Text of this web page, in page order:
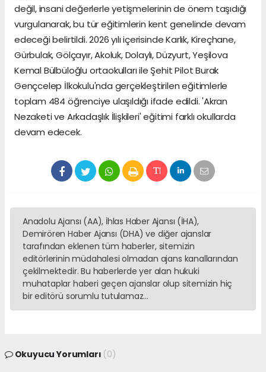
değil, insani değerlerle yetişmelerinin de önem taşıdığı
vurgulanarak, bu tür eğitimlerin kent genelinde devam
edeceği belirtildi. 2026 yılı içerisinde Karlık, Kireçhane,
Gürbulak, Gölçayır, Akoluk, Dolaylı, Düzyurt, Yeşilova
Kemal Bülbüloğlu ortaokulları ile Şehit Pilot Burak
Gençcelep İlkokulu'nda gerçekleştirilen eğitimlerle
toplam 484 öğrenciye ulaşıldığı ifade edildi. 'Akran
Nezaketi ve Arkadaşlık İlişkileri' eğitimi farklı okullarda
devam edecek.
Anadolu Ajansı (AA), İhlas Haber Ajansı (İHA),
Demirören Haber Ajansı (DHA) ve diğer ajanslar
tarafından eklenen tüm haberler, sitemizin
editörlerinin müdahalesi olmadan ajans kanallarından
çekilmektedir. Bu haberlerde yer alan hukuki
muhataplar haberi geçen ajanslar olup sitemizin hiç
bir editörü sorumlu tutulamaz...
Okuyucu Yorumları (0)